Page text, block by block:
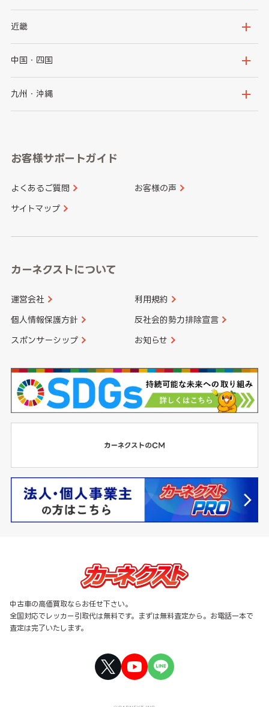
秋田県
群馬県
千葉県
神奈川県
新潟県
石川県
山梨県
愛知県
近畿
大阪府
京都府
和歌山県
中国・四国
鳥取県
山口県
香川県 愛媛県
九州・沖縄
長崎県
大分県 宮崎県
お客様サポートガイド
よくあるご質問 お客様の声
サイトマップ
カーネクストについて
運営会社 利用規約
個人情報保護方針 反社会的勢力排除宣言
スポンサーシップ お知らせ
中古車の高価買取ならお任せ下さい。
全国対応でレッカー引取代は無料です。まずは無料査定から。お電話一本で
査定は完了いたします。